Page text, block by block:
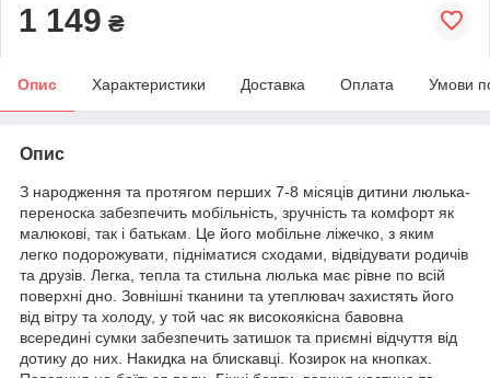
1 149 ₴
Опис Характеристики Доставка Оплата Умови
Опис
З народження та протягом перших 7-8 місяців дитини люлька-
переноска забезпечить мобільність, зручність та комфорт як
малюкові, так і батькам. Це його мобільне ліжечко, з яким
легко подорожувати, підніматися сходами, відвідувати родичів
та друзів. Легка, тепла та стильна люлька має рівне по всій
поверхні дно. Зовнішні тканини та утеплювач захистять його
від вітру та холоду, у той час як високоякісна бавовна
всередині сумки забезпечить затишок та приємні відчуття від
дотику до них. Накидка на блискавці. Козирок на кнопках.